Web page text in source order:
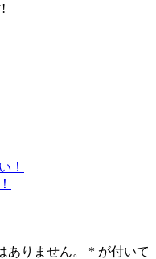
！
ありません。 * が付いて